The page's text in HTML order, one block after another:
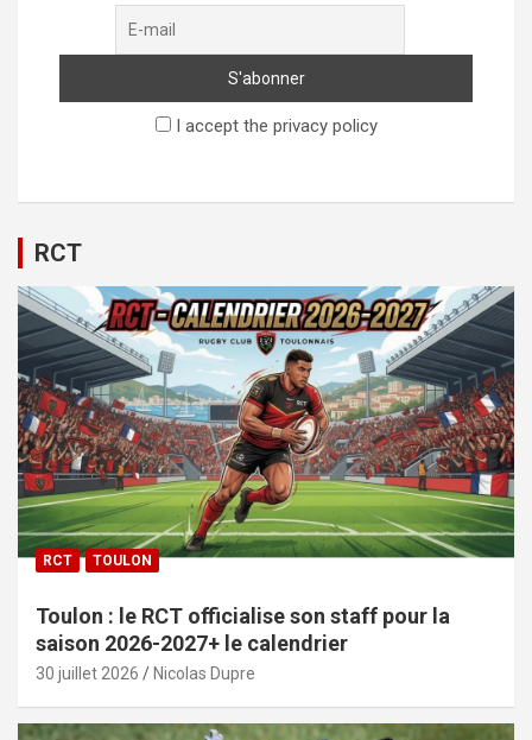
I accept the privacy policy
RCT
RCT TOULON
Toulon : le RCT officialise son staff pour la
saison 2026-2027+ le calendrier
30 juillet 2026 Nicolas Dupre